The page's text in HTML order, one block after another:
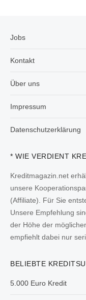
Jobs
Kontakt
Über uns
Impressum
Datenschutzerklärung
* WIE VERDIENT
Kreditmagazin.net
unsere
(Affiliate). Für Sie
Unsere Empfehlung
der Höhe der
empfiehlt dabei nur
BELIEBTE
5.000 Euro Kredit